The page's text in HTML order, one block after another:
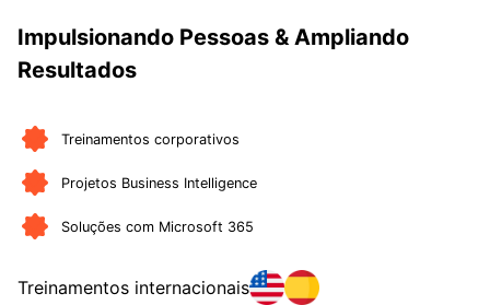
Impulsionando Pessoas & Ampliando
Resultados
Treinamentos corporativos
Projetos Business Intelligence
Soluções com Microsoft 365
Treinamentos internacionais